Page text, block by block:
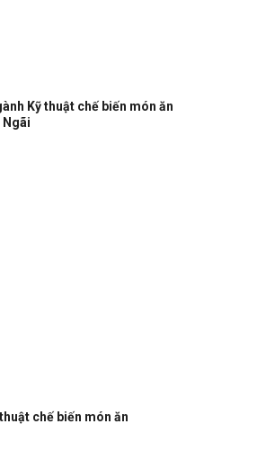
Kỹ thuật chế biến món ăn
Ngãi
chế biến món ăn